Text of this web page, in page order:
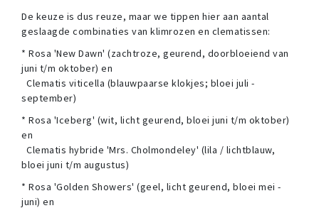
De keuze is dus reuze, maar we tippen hier aan aantal
geslaagde combinaties van klimrozen en clematissen:
* Rosa 'New Dawn' (zachtroze, geurend, doorbloeiend van
juni t/m oktober) en
Clematis viticella (blauwpaarse klokjes; bloei juli -
september)
* Rosa 'Iceberg' (wit, licht geurend, bloei juni t/m oktober)
en
Clematis hybride 'Mrs. Cholmondeley' (lila / lichtblauw,
bloei juni t/m augustus)
* Rosa 'Golden Showers' (geel, licht geurend, bloei mei -
juni) en